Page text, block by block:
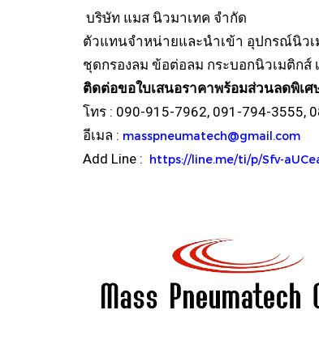
บริษัท แมส นิวมาเทค จำกัด
ตัวแทนจำหน่ายและนำเข้า อุปกรณ์นิวเ
ชุดกรองลม ข้อต่อลม กระบอกนิวเมติกส์
ติดต่อขอใบเสนอราคาพร้อมส่วนลดพิเศ
โทร : 090-915-7962, 091-794-3555,
อีเมล : masspneumatech@gmail.com
Add Line : https://line.me/ti/p/Sfv-